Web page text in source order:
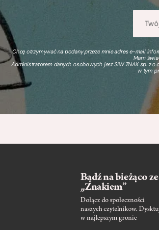
Chcę otrzymywać na podany przeze mnie adres e-mail
Mam
Administratorem danych osobowych jest SIW ZNAK sp. z
w tym
Bądź na bieżąco ze
„Znakiem”
Dołącz do społeczności
naszych czytelnikow.
w najlepszym gronie